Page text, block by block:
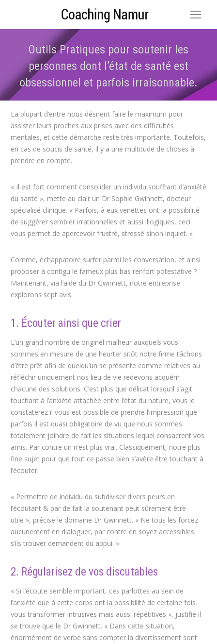
Outils Pratiques pour soutenir les
personnes dont l’état de santé est
obsessionnel et parfois irraisonnable.
La plupart d’entre nous désirent faire le maximum pour
assister leurs proches aux prises avec des difficultés
mentales, et cette démarche reste très importante. Toutefois,
en cas de soucis de santé, il y a une multitude de choses à
prendre en compte.
« Il est fort comment consolider un individu souffrant d’anxiété
du santé », mette au clair un Dr Sophie Gwinnett, docteur
spécialisé clinique. « Parfois, à eux venettes ont la possibilité
de suggérer sembler irrationnelles et aussi illogiques, ceci
vous permet de apercevoir frustré, stressé sinon inquiet. »
Comme, échappatoire surfer parmi les conversation, et ainsi
proposer à contigu le fameux plus bas renfort potestative ?
Maintenant, via l’aide du Dr Gwinnett, notre entreprise
explorons sept avis.
1. Écouter ainsi que crier
L’un grand nombre de originel malheur auxquels vous
sommes en mesure de une heurter sitôt notre firme tâchons
d’être prêt afin de quelqu’un se présente comme relatives au
réfléchir uniquement nos lieu de vie redevons acquérir
chacune des solutions. C’est plus que délicat lorsqu’il s’agit
touchant à l’anxiété attachée entre l’état du nature, vous le
constaterez il vous est possible de prendre l’impression que
parfois il est quasi obligatoire de vu que nous sommes
totalement joindre de fait les situations lequel consacrent vos
amis. Par contre un n’est plus vrai. Classiquement, notre plus
fine sujet pour que tout ce passe bien s’avère être touchant à
l’écouter.
« Permettre de individu du subdiviser divers peurs en
l’écoutant & par de fait la soutenant peut sûrement être
utile », précise le domaine Dr Gwinnett. « Ne tous les forcez
aucunement en dialoguer, par contre en soyez accessibles
s’ils trouver demandent du appui. »
2. Régularisez de vos discutables
« Si l’écoute semble important, ces parlottes au sein de
l’anxiété due à cette corps ont la possibilité de certaine fois
vous transformer intrusives mais aussi répétitives », justifie il
se trouve que le Dr Gwinnett. « Dans cette situation,
énormément de verbe sans compter la divertissement sont